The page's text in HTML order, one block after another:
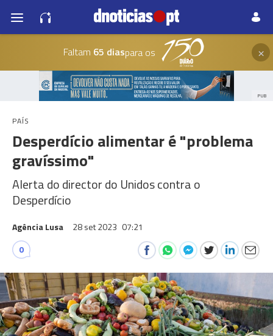
Faltam 65 diaspara os ×
PUB
PAÍS
Desperdício alimentar é "problema
gravíssimo"
Alerta do director do Unidos contra o
Desperdício
Agência Lusa 28 set 2023 07:21
0